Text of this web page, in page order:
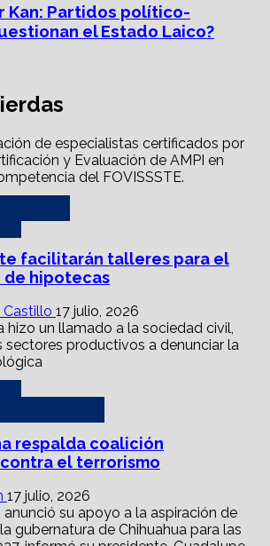
Kan: Partidos político-
el Estado Laico?
facilitarán talleres para el
hipotecas
Castillo 17 julio, 2026
respalda coalición
el terrorismo
17 julio, 2026